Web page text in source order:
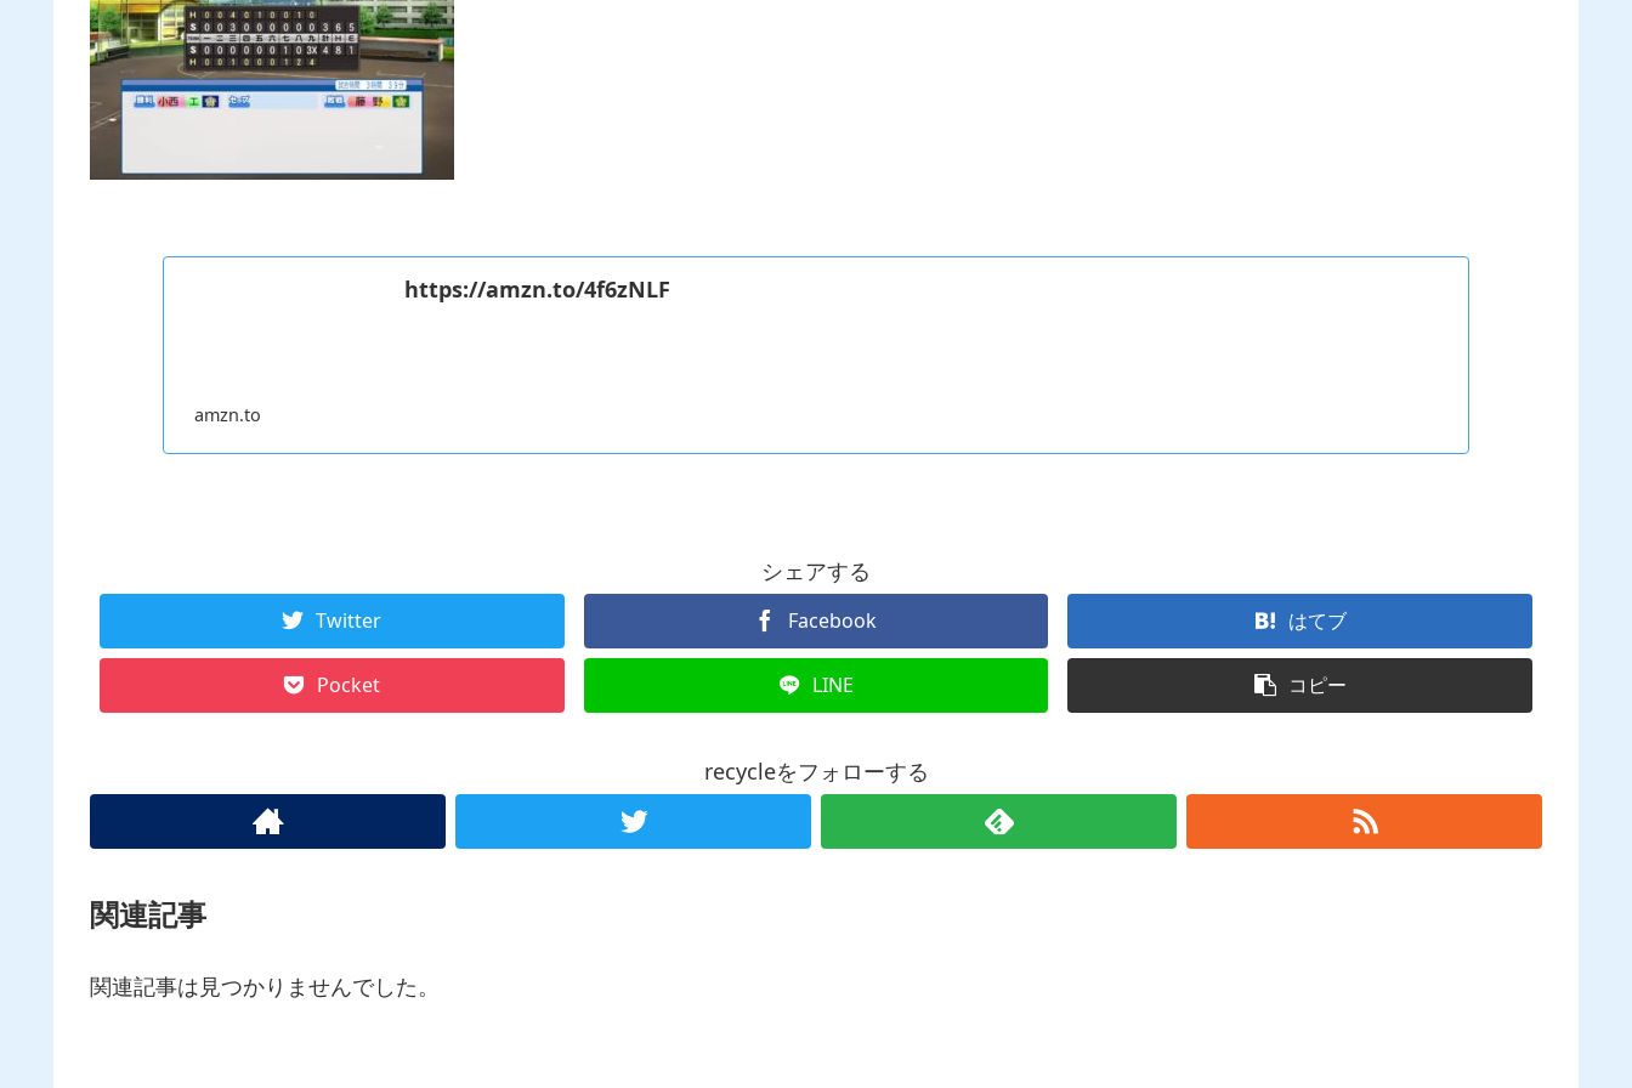
https://amzn.to/4f6zNLF
amzn.to
シェアする
Twitter Facebook はてブ
Pocket LINE コピー
recycleをフォローする
関連記事
関連記事は見つかりませんでした。